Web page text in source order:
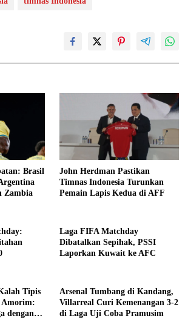
Brasil
Zambia
John Herdman Pastikan
Timnas Indonesia Turunkan
Pemain Lapis Kedua di AFF
Laga FIFA Matchday
Dibatalkan Sepihak, PSSI
Laporkan Kuwait ke AFC
Tipis
Amorim:
dengan
Arsenal Tumbang di Kandang,
Villarreal Curi Kemenangan 3-2
di Laga Uji Coba Pramusim